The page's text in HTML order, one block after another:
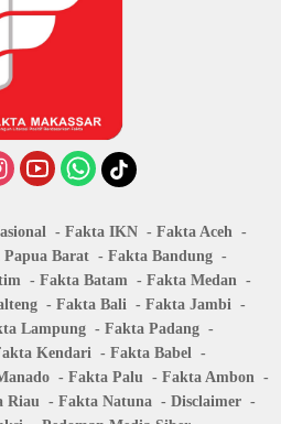
Fakta IKN
Fakta Aceh
Papua Barat
Fakta Bandung
Fakta Batam
Fakta Medan
Fakta Bali
Fakta Jambi
Lampung
Fakta Padang
Kendari
Fakta Babel
Fakta Palu
Fakta Ambon
Riau Fakta Natuna
Disclaimer